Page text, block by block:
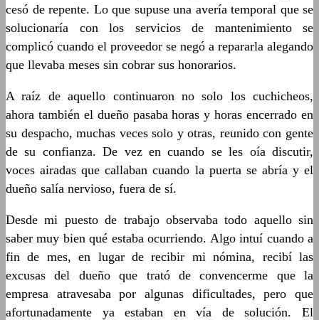
cesó de repente. Lo que supuse una avería temporal que se
solucionaría con los servicios de mantenimiento se
complicó cuando el proveedor se negó a repararla alegando
que llevaba meses sin cobrar sus honorarios.
A raíz de aquello continuaron no solo los cuchicheos,
ahora también el dueño pasaba horas y horas encerrado en
su despacho, muchas veces solo y otras, reunido con gente
de su confianza. De vez en cuando se les oía discutir,
voces airadas que callaban cuando la puerta se abría y el
dueño salía nervioso, fuera de sí.
Desde mi puesto de trabajo observaba todo aquello sin
saber muy bien qué estaba ocurriendo. Algo intuí cuando a
fin de mes, en lugar de recibir mi nómina, recibí las
excusas del dueño que trató de convencerme que la
empresa atravesaba por algunas dificultades, pero que
afortunadamente ya estaban en vía de solución. El